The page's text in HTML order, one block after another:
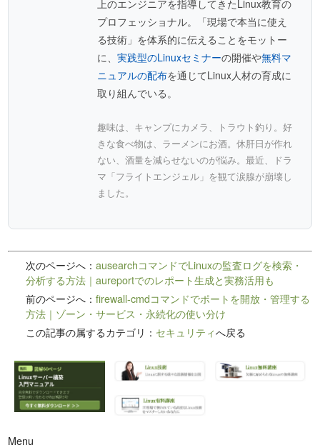
上のエンジニアを指導してきたLinux教育の
プロフェッショナル。「現場で本当に使え
る技術」を体系的に伝えることをモットー
に、実践型のLinuxセミナーの開催や無料マ
ニュアルの配布を通じてLinux人材の育成に
取り組んでいる。
趣味は、キャンプにカメラ、トラウト釣り。好
きな食べ物は、ラーメンにお酒。休肝日が作れ
ない、酒量を減らせないのが悩み。最近、ドラ
マ「フライトエンジェル」を観て涙腺が崩壊し
ました。
次のページへ：ausearchコマンドでLinuxの監査ログを検索・
分析する方法｜aureportでのレポート生成と実務活用も
前のページへ：firewall-cmdコマンドでポートを開放・管理する
方法｜ゾーン・サービス・永続化の使い分け
この記事の属するカテゴリ： セキュリティへ戻る
Menu